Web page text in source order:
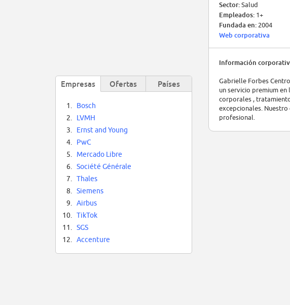
Sector:Salud
Empleados: 1+
Fundada en: 2004
Web corporativa
Información
Gabrielle Forbes
un servicio premium
corporales ,
excepcionales.
profesional.
Empresas Ofertas Países
1.
Bosch
2.
LVMH
3.
Ernst and Young
4.
PwC
5.
Mercado Libre
6.
Société Générale
7.
Thales
8.
Siemens
9.
Airbus
10.
TikTok
11.
SGS
12.
Accenture